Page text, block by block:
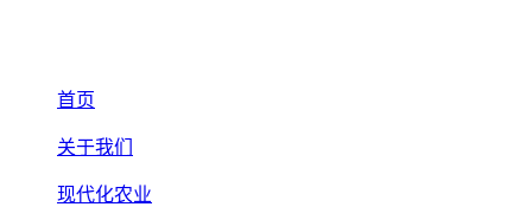
首页
关于我们
现代化农业